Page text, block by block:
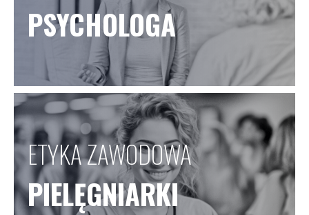
PSYCHOLOGA
ETYKA ZAWODOWA
PIELĘGNIARKI